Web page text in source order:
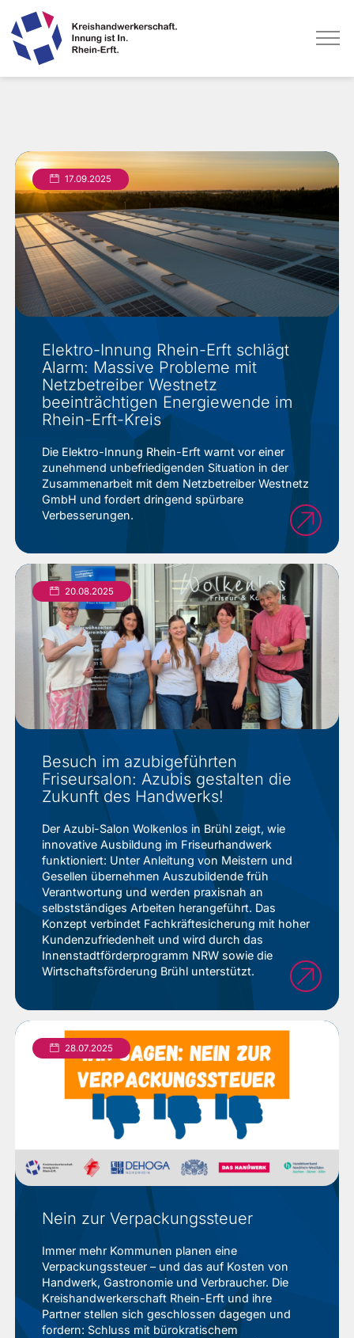
17.09.2025
Elektro-Innung Rhein-Erft schlägt
Alarm: Massive Probleme mit
Netzbetreiber Westnetz
beeinträchtigen Energiewende im
Rhein-Erft-Kreis
Die Elektro-Innung Rhein-Erft warnt vor einer
zunehmend unbefriedigenden Situation in der
Zusammenarbeit mit dem Netzbetreiber Westnetz
GmbH und fordert dringend spürbare
Verbesserungen.
20.08.2025
Besuch im azubigeführten
Friseursalon: Azubis gestalten die
Zukunft des Handwerks!
Der Azubi-Salon Wolkenlos in Brühl zeigt, wie
innovative Ausbildung im Friseurhandwerk
funktioniert: Unter Anleitung von Meistern und
Gesellen übernehmen Auszubildende früh
Verantwortung und werden praxisnah an
selbstständiges Arbeiten herangeführt. Das
Konzept verbindet Fachkräftesicherung mit hoher
Kundenzufriedenheit und wird durch das
Innenstadtförderprogramm NRW sowie die
Wirtschaftsförderung Brühl unterstützt.
28.07.2025
Nein zur Verpackungssteuer
Immer mehr Kommunen planen eine
Verpackungssteuer – und das auf Kosten von
Handwerk, Gastronomie und Verbraucher. Die
Kreishandwerkerschaft Rhein-Erft und ihre
Partner stellen sich geschlossen dagegen und
fordern: Schluss mit bürokratischem